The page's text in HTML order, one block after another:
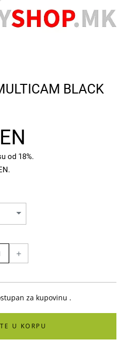
BLACK
od 18%.
.
+
za kupovinu .
U KORPU